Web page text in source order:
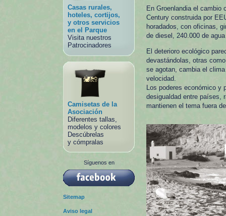
Casas rurales,
hoteles, cortijos,
y otros servicios
en el Parque
Visita nuestros
Patrocinadores
Camisetas de la
Asociación
Diferentes tallas,
modelos y colores
Descúbrelas
y cómpralas
Síguenos en
Sitemap
Aviso legal
En Groenlandia el cambio
Century construida por
horadados, con oficinas,
de diesel, 240.000 de
El deterioro ecológico
devastándolas, otras
se agotan, cambia el
velocidad.
Los poderes económico y
desigualdad entre países,
mantienen el tema fuera